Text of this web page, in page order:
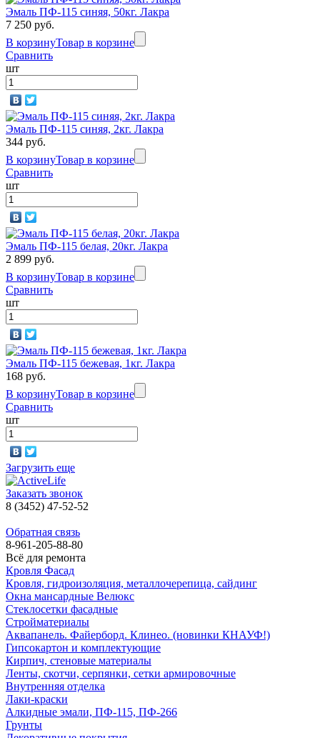
Эмаль ПФ-115 синяя, 50кг. Лакра
7 250 руб.
В корзинуТовар в корзине
Сравнить
шт
Эмаль ПФ-115 синяя, 2кг. Лакра
344 руб.
В корзинуТовар в корзине
Сравнить
шт
Эмаль ПФ-115 белая, 20кг. Лакра
2 899 руб.
В корзинуТовар в корзине
Сравнить
шт
Эмаль ПФ-115 бежевая, 1кг. Лакра
168 руб.
В корзинуТовар в корзине
Сравнить
шт
Загрузить еще
Заказать звонок
8 (3452) 47-52-52
Обратная связь
8-961-205-88-80
Всё для ремонта
Кровля Фасад
Кровля, гидроизоляция, металлочерепица, сайдинг
Окна мансардные Велюкс
Стеклосетки фасадные
Стройматериалы
Аквапанель. Файерборд. Клинео. (новинки КНАУФ!)
Гипсокартон и комплектующие
Кирпич, стеновые материалы
Ленты, скотчи, серпянки, сетки армировочные
Внутренняя отделка
Лаки-краски
Алкидные эмали, ПФ-115, ПФ-266
Грунты